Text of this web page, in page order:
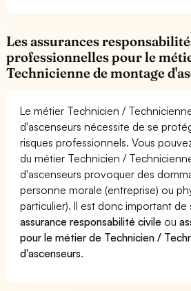
Les assurances
professionnelles pour le
Technicienne de montage
Le métier Technicien /
d'ascenseurs nécessite de se
risques professionnels. Vous
du métier Technicien /
d'ascenseurs provoquer des
personne morale (entreprise) ou
particulier). Il est donc important de
assurance responsabilité civile ou
pour le métier de Technicien /
d'ascenseurs.